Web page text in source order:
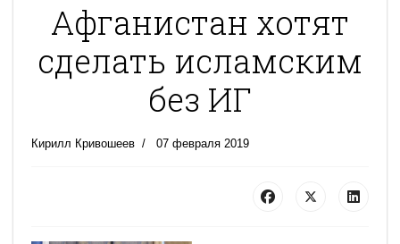
Афганистан хотят
сделать исламским
без ИГ
Кирилл Кривошеев 07 февраля 2019